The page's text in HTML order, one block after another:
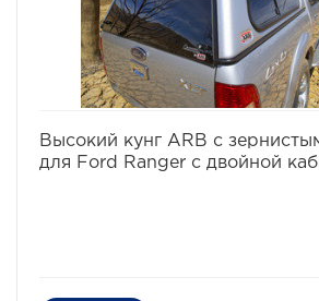
Высокий кунг ARB с
для Ford Ranger с двойной